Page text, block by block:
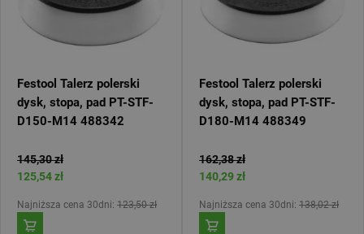
Festool Talerz polerski
dysk, stopa, pad PT-STF-
D150-M14 488342
145,30 zł
125,54 zł
Najniższa cena 30dni: 123,50 zł
Festool Talerz polerski
dysk, stopa, pad PT-STF-
D180-M14 488349
162,38 zł
140,29 zł
Najniższa cena 30dni: 138,02 zł